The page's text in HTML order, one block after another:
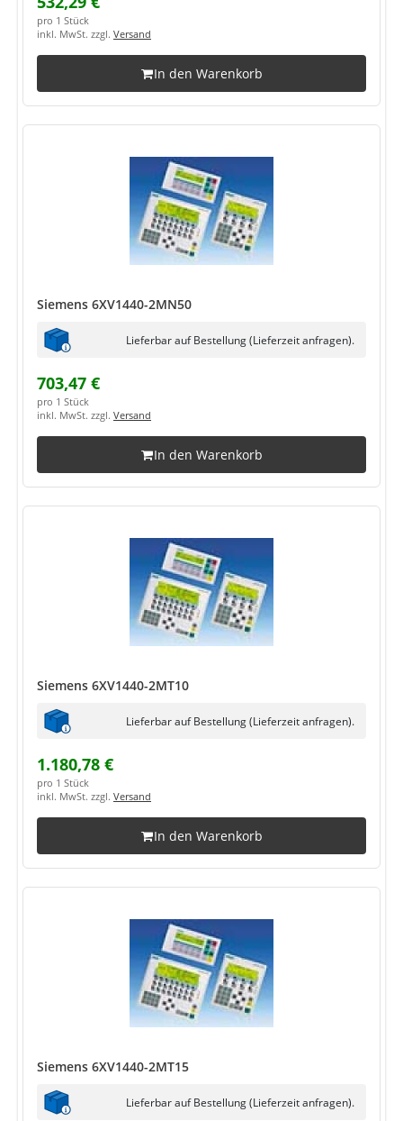
pro 1 Stück
inkl. MwSt. zzgl. Versand
In den Warenkorb
Siemens 6XV1440-2MN50
Lieferbar auf Bestellung (Lieferzeit anfragen).
703,47 €
pro 1 Stück
inkl. MwSt. zzgl. Versand
In den Warenkorb
Siemens 6XV1440-2MT10
Lieferbar auf Bestellung (Lieferzeit anfragen).
1.180,78 €
pro 1 Stück
inkl. MwSt. zzgl. Versand
In den Warenkorb
Siemens 6XV1440-2MT15
Lieferbar auf Bestellung (Lieferzeit anfragen).